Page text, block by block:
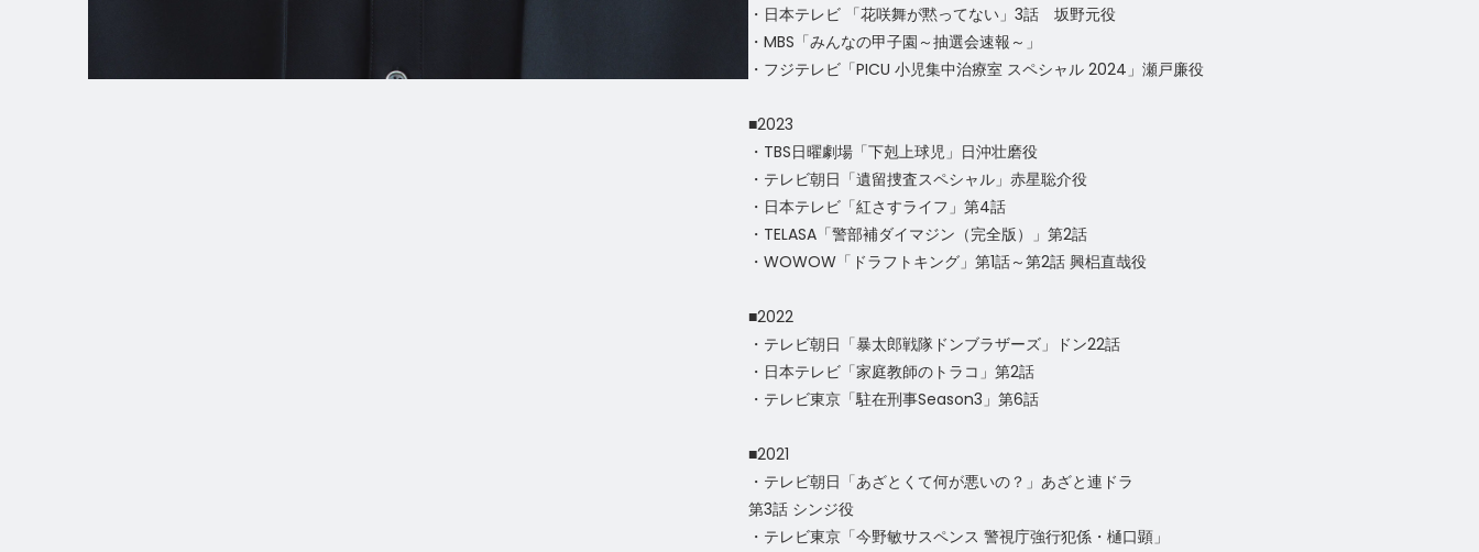
・日本テレビ 「花咲舞が黙ってない」3話 坂野元役
・MBS「みんなの甲子園～抽選会速報～」
・フジテレビ「PICU 小児集中治療室 スペシャル 2024」瀬戸廉役
■2023
・TBS日曜劇場「下剋上球児」日沖壮磨役
・テレビ朝日「遺留捜査スペシャル」赤星聡介役
・日本テレビ「紅さすライフ」第4話
・TELASA「警部補ダイマジン（完全版）」第2話
・WOWOW「ドラフトキング」第1話～第2話 興梠直哉役
■2022
・テレビ朝日「暴太郎戦隊ドンブラザーズ」ドン22話
・日本テレビ「家庭教師のトラコ」第2話
・テレビ東京「駐在刑事Season3」第6話
■2021
・テレビ朝日「あざとくて何が悪いの？」あざと連ドラ
第3話 シンジ役
・テレビ東京「今野敏サスペンス 警視庁強行犯係・樋口顕」